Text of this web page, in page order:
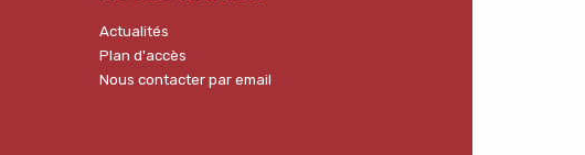
Actualités
Plan d'accès
Nous contacter par email